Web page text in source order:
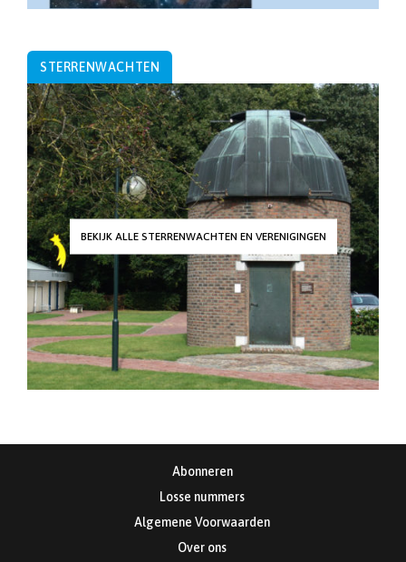
STERRENWACHTEN
BEKIJK ALLE STERRENWACHTEN EN VERENIGINGEN
Abonneren
Losse nummers
Algemene Voorwaarden
Over ons